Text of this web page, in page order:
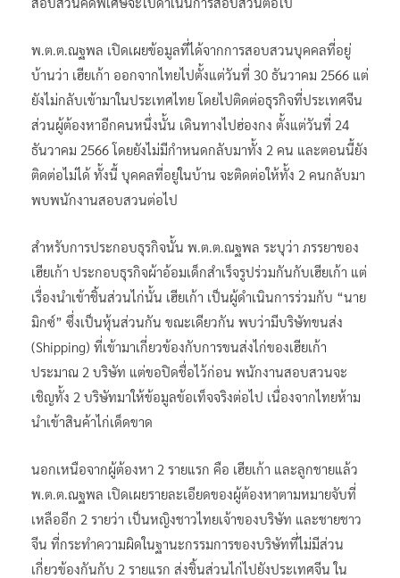
พ.ต.ต.ณฐพล เปิดเผยข้อมูลที่ได้จากการสอบสวนบุคคลที่อยู่
บ้านว่า เฮียเก้า ออกจากไทยไปตั้งแต่วันที่ 30 ธันวาคม 2566 แต่
ยังไม่กลับเข้ามาในประเทศไทย โดยไปติดต่อธุรกิจที่ประเทศจีน
ส่วนผู้ต้องหาอีกคนหนึ่งนั้น เดินทางไปฮ่องกง ตั้งแต่วันที่ 24
ธันวาคม 2566 โดยยังไม่มีกำหนดกลับมาทั้ง 2 คน และตอนนี้ยัง
ติดต่อไม่ได้ ทั้งนี้ บุคคลที่อยู่ในบ้าน จะติดต่อให้ทั้ง 2 คนกลับมา
พบพนักงานสอบสวนต่อไป
สำหรับการประกอบธุรกิจนั้น พ.ต.ต.ณฐพล ระบุว่า ภรรยาของ
เฮียเก้า ประกอบธุรกิจผ้าอ้อมเด็กสำเร็จรูปร่วมกันกับเฮียเก้า แต่
เรื่องนำเข้าชิ้นส่วนไก่นั้น เฮียเก้า เป็นผู้ดำเนินการร่วมกับ “นาย
มิกซ์” ซึ่งเป็นหุ้นส่วนกัน ขณะเดียวกัน พบว่ามีบริษัทขนส่ง
(Shipping) ที่เข้ามาเกี่ยวข้องกับการขนส่งไก่ของเฮียเก้า
ประมาณ 2 บริษัท แต่ขอปิดชื่อไว้ก่อน พนักงานสอบสวนจะ
เชิญทั้ง 2 บริษัทมาให้ข้อมูลข้อเท็จจริงต่อไป เนื่องจากไทยห้าม
นำเข้าสินค้าไก่เด็ดขาด
นอกเหนือจากผู้ต้องหา 2 รายแรก คือ เฮียเก้า และลูกชายแล้ว
พ.ต.ต.ณฐพล เปิดเผยรายละเอียดของผู้ต้องหาตามหมายจับที่
เหลืออีก 2 รายว่า เป็นหญิงชาวไทยเจ้าของบริษัท และชายชาว
จีน ที่กระทำความผิดในฐานะกรรมการของบริษัทที่ไม่มีส่วน
เกี่ยวข้องกันกับ 2 รายแรก ส่งชิ้นส่วนไก่ไปยังประเทศจีน ใน